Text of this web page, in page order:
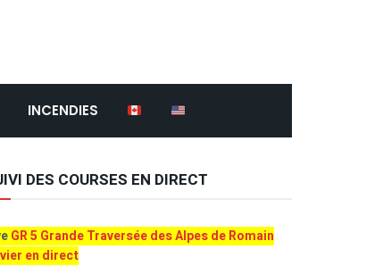
INCENDIES
DES COURSES EN DIRECT
GR 5 Grande Traversée des Alpes de Romain
en direct